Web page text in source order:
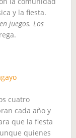
y la fiesta.
juegos. Los
cuatro
cada año y
que la fiesta
quienes